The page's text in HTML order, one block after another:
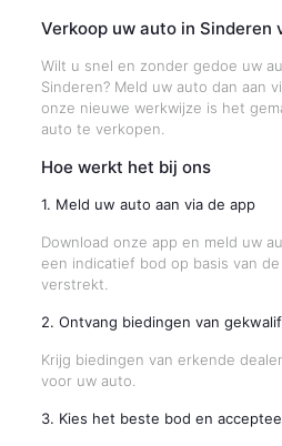
Verkoop uw auto in Sinderen
Wilt u snel en zonder gedoe uw
Sinderen? Meld uw auto dan aan
onze nieuwe werkwijze is het
auto te verkopen.
Hoe werkt het bij ons
1. Meld uw auto aan via de app
Download onze app en meld uw
een indicatief bod op basis van
verstrekt.
2. Ontvang biedingen van
Krijg biedingen van erkende
voor uw auto.
3. Kies het beste bod en